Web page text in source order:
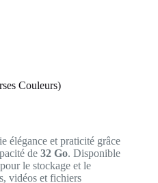
Couleurs)
élégance et praticité grâce
de 32 Go. Disponible
le stockage et le
vidéos et fichiers